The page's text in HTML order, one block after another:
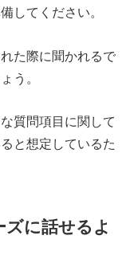
してください。
た際に聞かれるで
う。
質問項目に関して
と想定しているた
ズに話せるよ